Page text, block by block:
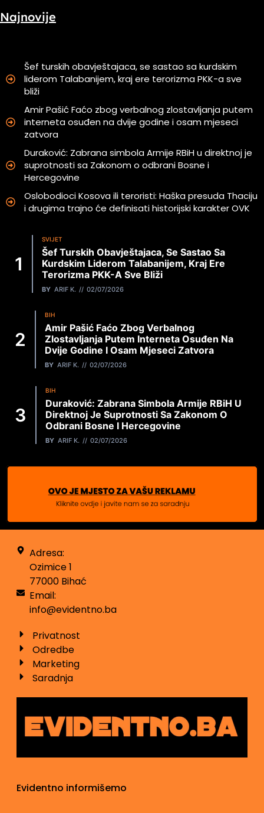
Najnovije
Šef turskih obavještajaca, se sastao sa kurdskim
liderom Talabanijem, kraj ere terorizma PKK-a sve
bliži
Amir Pašić Faćo zbog verbalnog zlostavljanja putem
interneta osuđen na dvije godine i osam mjeseci
zatvora
Duraković: Zabrana simbola Armije RBiH u direktnoj je
suprotnosti sa Zakonom o odbrani Bosne i
Hercegovine
Oslobodioci Kosova ili teroristi: Haška presuda Thaciju
i drugima trajno će definisati historijski karakter OVK
SVIJET
Šef Turskih Obavještajaca, Se Sastao Sa
Kurdskim Liderom Talabanijem, Kraj Ere
Terorizma PKK-A Sve Bliži
BY ARIF K. 02/07/2026
BIH
Amir Pašić Faćo Zbog Verbalnog
Zlostavljanja Putem Interneta Osuđen Na
Dvije Godine I Osam Mjeseci Zatvora
BY ARIF K. 02/07/2026
BIH
Duraković: Zabrana Simbola Armije RBiH U
Direktnoj Je Suprotnosti Sa Zakonom O
Odbrani Bosne I Hercegovine
BY ARIF K. 02/07/2026
Adresa:
Ozimice 1
77000 Bihać
Email:
info@evidentno.ba
Privatnost
Odredbe
Marketing
Saradnja
Evidentno informišemo